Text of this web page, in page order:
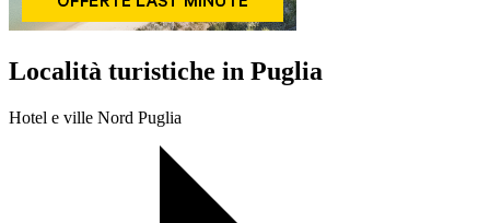
Località turistiche in Puglia
Hotel e ville Nord Puglia